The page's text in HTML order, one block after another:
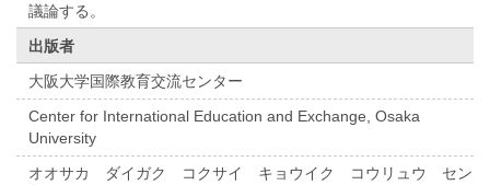
議論する。
出版者
大阪大学国際教育交流センター
Center for International Education and Exchange, Osaka
University
オオサカ ダイガク コクサイ キョウイク コウリュウ セン